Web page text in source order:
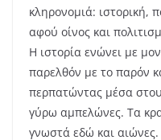
στην ακαδημία Οίνου “
Μοναδική εμπειρία σε
σου κάνει καρδιά να
το άδειασμα του
λόγους πρέπει να
πόθου του, μην
το λίγο δεν σου αρκεί…